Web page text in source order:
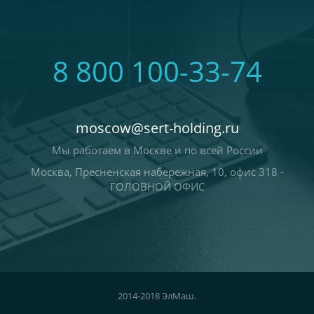
8 800 100-33-74
moscow@sert-holding.ru
Мы работаем в Москве и по всей России
Москва, Пресненская набережная, 10, офис 318 -
ГОЛОВНОЙ ОФИС
2014-2018 ЭлМаш.